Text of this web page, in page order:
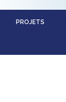
PROJETS